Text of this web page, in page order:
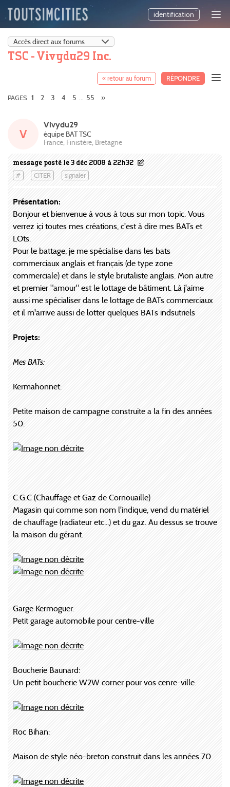
identification
TSC - Vivydu29 Inc.
« retour au forum RÉPONDRE
PAGES 1 2 3 4 5 ... 55 »
message posté le 3 déc 2008 à 22h32
# CITER signaler
V
Vivydu29
équipe BAT TSC
France, Finistère, Bretagne
Présentation:
Bonjour et bienvenue à vous à tous sur mon topic. Vous
verrez içi toutes mes créations, c'est à dire mes BATs et
LOts.
Pour le battage, je me spécialise dans les bats
commerciaux anglais et français (de type zone
commerciale) et dans le style brutaliste anglais. Mon autre
et premier "amour" est le lottage de bâtiment. Là j'aime
aussi me spécialiser dans le lottage de BATs commerciaux
et il m'arrive aussi de lotter quelques BATs indsutriels
Projets:
Mes BATs:
Kermahonnet:
Petite maison de campagne construite a la fin des années
50:
C.G.C (Chauffage et Gaz de Cornouaille)
Magasin qui comme son nom l'indique, vend du matériel
de chauffage (radiateur etc...) et du gaz. Au dessus se trouve
la maison du gérant.
Garge Kermoguer:
Petit garage automobile pour centre-ville
Boucherie Baunard:
Un petit boucherie W2W corner pour vos cenre-ville.
Roc Bihan:
Maison de style néo-breton construit dans les années 70